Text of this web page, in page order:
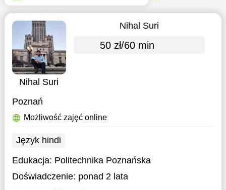
Nihal Suri
Nihal Suri
50 zł/60 min
Poznań
Możliwość zajęć online
Język hindi
Edukacja: Politechnika Poznańska
Doświadczenie: ponad 2 lata